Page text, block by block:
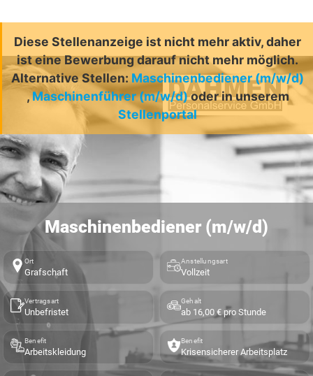
Diese Stellenanzeige ist nicht mehr aktiv, daher
ist eine Bewerbung darauf nicht mehr möglich.
Alternative Stellen: Maschinenbediener (m/w/d)
,Maschinenführer (m/w/d)oder in unserem
Stellenportal
Maschinenbediener (m/w/d)
Ort
Grafschaft
Anstellungsart
Vollzeit
Vertragsart
Unbefristet
Gehalt
ab 16,00 € pro Stunde
Benefit
Arbeitskleidung
Benefit
Krisensicherer Arbeitsplatz